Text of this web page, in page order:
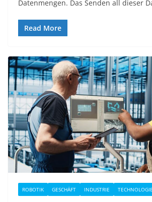
Datenmengen. Das Senden all dieser
Read More
ROBOTIK GESCHÄFT INDUSTRIE TECHNOLOGIE